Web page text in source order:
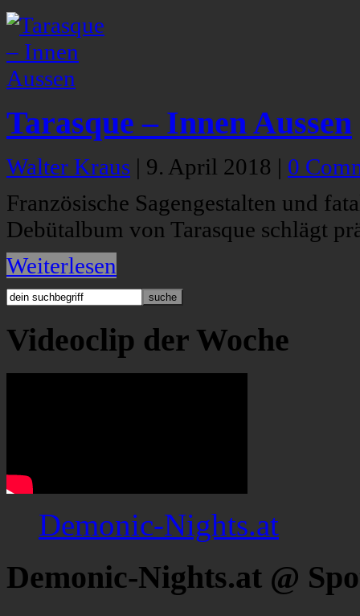
Tarasque – Innen Aussen
Walter Kraus | 9. April 2018 | 0
Französische Sagengestalten und
Debütalbum von Tarasque schlägt
Weiterlesen
Videoclip der Woche
Demonic-Nights.at
Demonic-Nights.at @